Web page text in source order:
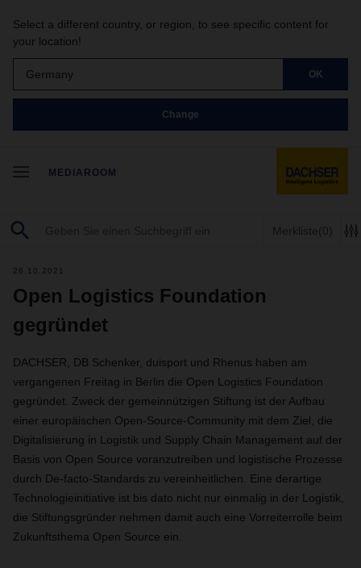
Select a different country, or region, to see specific content for
your location!
Germany OK
Change
MEDIAROOM
Merkliste(0)
26.10.2021
Open Logistics Foundation
gegründet
DACHSER, DB Schenker, duisport und Rhenus haben am
vergangenen Freitag in Berlin die Open Logistics Foundation
gegründet. Zweck der gemeinnützigen Stiftung ist der Aufbau
einer europäischen Open-Source-Community mit dem Ziel, die
Digitalisierung in Logistik und Supply Chain Management auf der
Basis von Open Source voranzutreiben und logistische Prozesse
durch De-facto-Standards zu vereinheitlichen. Eine derartige
Technologieinitiative ist bis dato nicht nur einmalig in der Logistik,
die Stiftungsgründer nehmen damit auch eine Vorreiterrolle beim
Zukunftsthema Open Source ein.